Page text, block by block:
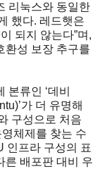
리눅스와 동일한
했다. 레드햇은
되지 않는다”며,
환성 보장 추구를
본류인 ‘데비
가 더 유명해
구성으로 처음
체제를 찾는 수
인프라 구성의 표
른 배포판 대비 우